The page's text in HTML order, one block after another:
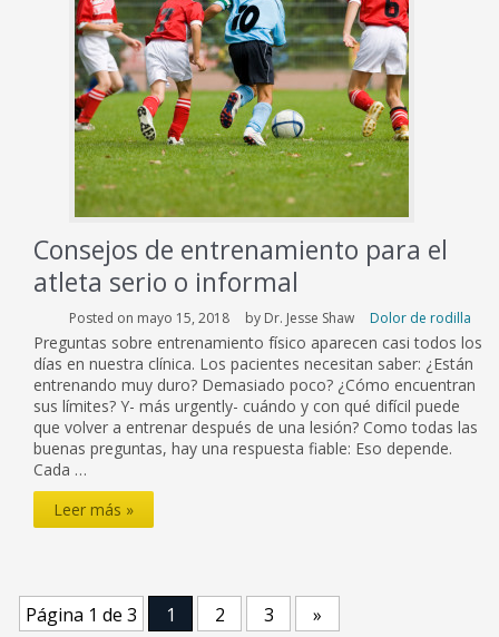
atletas
jóvenes
Consejos de entrenamiento para el
atleta serio o informal
Posted on mayo 15, 2018 by Dr. Jesse Shaw Dolor de rodilla
Preguntas sobre entrenamiento físico aparecen casi todos los
días en nuestra clínica. Los pacientes necesitan saber: ¿Están
entrenando muy duro? Demasiado poco? ¿Cómo encuentran
sus límites? Y- más urgently- cuándo y con qué difícil puede
que volver a entrenar después de una lesión? Como todas las
buenas preguntas, hay una respuesta fiable: Eso depende.
Cada …
Consejos
para
Leer más »
Página 1 de 3 1 2 3 »